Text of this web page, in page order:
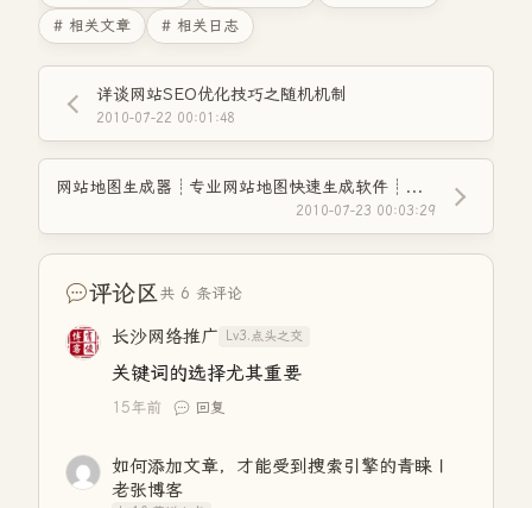
# 相关文章
# 相关日志
详谈网站SEO优化技巧之随机机制
2010-07-22 00:01:48
网站地图生成器┊专业网站地图快速生成软件┊简体中文绿色免费版
2010-07-23 00:03:29
评论区共 6 条评论
长沙网络推广 Lv3.点头之交
关键词的选择尤其重要
15年前 回复
如何添加文章，才能受到搜索引擎的青睐 |
老张博客